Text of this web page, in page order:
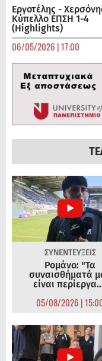
Εργοτέλης -
Κύπελλο ΕΠΣΗ 1-4
(Highlights)
06/05/2026 | 17:00
ΣΥΝΕΝΤΕΥΞΕΙΣ
Ρομάνο: "Τα
συναισθήματά
είναι
05/08/2026 |